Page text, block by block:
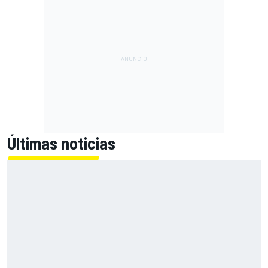
Últimas noticias